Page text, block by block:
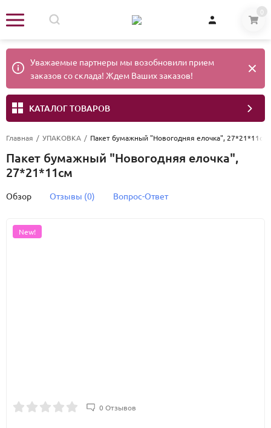
0
Уважаемые партнеры мы возобновили прием
заказов со склада! Ждем Ваших заказов!
КАТАЛОГ ТОВАРОВ
Главная / УПАКОВКА / Пакет бумажный "Новогодняя елочка", 27*21*11см
Пакет бумажный "Новогодняя елочка",
27*21*11см
Обзор Отзывы (0) Вопрос-Ответ
New!
0 Отзывов